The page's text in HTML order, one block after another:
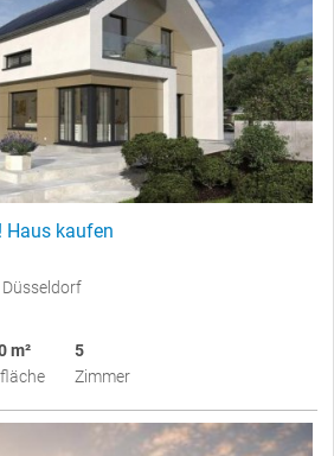
Haus kaufen
m²
5
Zimmer